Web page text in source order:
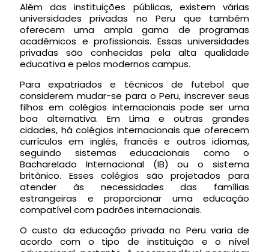
Além das instituições públicas, existem várias
universidades privadas no Peru que também
oferecem uma ampla gama de programas
acadêmicos e profissionais. Essas universidades
privadas são conhecidas pela alta qualidade
educativa e pelos modernos campus.
Para expatriados e técnicos de futebol que
considerem mudar-se para o Peru, inscrever seus
filhos em colégios internacionais pode ser uma
boa alternativa. Em Lima e outras grandes
cidades, há colégios internacionais que oferecem
currículos em inglês, francês e outros idiomas,
seguindo sistemas educacionais como o
Bacharelado Internacional (IB) ou o sistema
britânico. Esses colégios são projetados para
atender às necessidades das famílias
estrangeiras e proporcionar uma educação
compatível com padrões internacionais.
O custo da educação privada no Peru varia de
acordo com o tipo de instituição e o nível